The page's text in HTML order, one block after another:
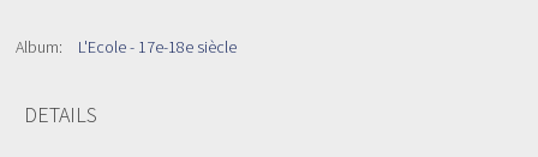
Album: L'Ecole - 17e-18e siècle
DETAILS